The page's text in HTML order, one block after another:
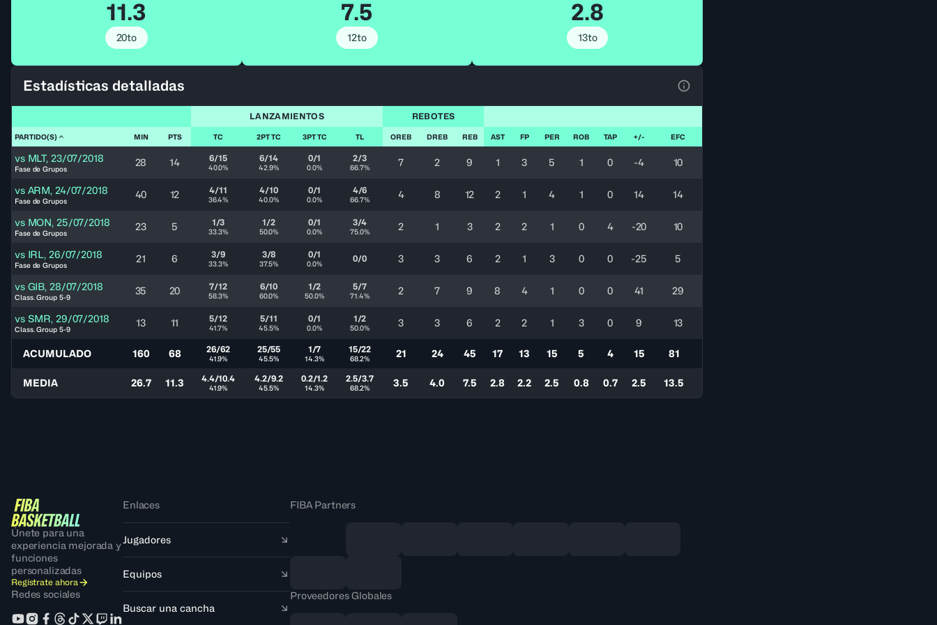
11.3
20to
7.5
12to
2.8
13to
Estadísticas detalladas
LANZAMIENTOS REBOTES
PARTIDO(S) MIN PTS TC 2PT TC 3PT TC TL OREB DREB REB AST FP PER ROB TAP +/- EFC
vs MLT, 23/07/2018
Fase de Grupos
28 14 6/15
40.0%
6/14
42.9%
0/1
0.0%
2/3
66.7% 7 2 9 1 3 5 1 0 -4 10
vs ARM, 24/07/2018
Fase de Grupos
40 12 4/11
36.4%
4/10
40.0%
0/1
0.0%
4/6
66.7% 4 8 12 2 1 4 1 0 14 14
vs MON, 25/07/2018
Fase de Grupos
23 5 1/3
33.3%
1/2
50.0%
0/1
0.0%
3/4
75.0% 2 1 3 2 2 1 0 4 -20 10
vs IRL, 26/07/2018
Fase de Grupos
21 6 3/9
33.3%
3/8
37.5%
0/1
0.0% 0/0 3 3 6 2 1 3 0 0 -25 5
vs GIB, 28/07/2018
Class. Group 5-9
35 20 7/12
58.3%
6/10
60.0%
1/2
50.0%
5/7
71.4% 2 7 9 8 4 1 0 0 41 29
vs SMR, 29/07/2018
Class. Group 5-9
13 11 5/12
41.7%
5/11
45.5%
0/1
0.0%
1/2
50.0% 3 3 6 2 2 1 3 0 9 13
ACUMULADO 160 68 26/62
41.9%
25/55
45.5%
1/7
14.3%
15/22
68.2% 21 24 45 17 13 15 5 4 15 81
MEDIA 26.7 11.3 4.4/10.4
41.9%
4.2/9.2
45.5%
0.2/1.2
14.3%
2.5/3.7
68.2% 3.5 4.0 7.5 2.8 2.2 2.5 0.8 0.7 2.5 13.5
Únete para una
experiencia mejorada y
funciones
personalizadas
Regístrate ahora
Redes sociales
Enlaces
Jugadores
Equipos
Buscar una cancha
FIBA Partners
Proveedores Globales